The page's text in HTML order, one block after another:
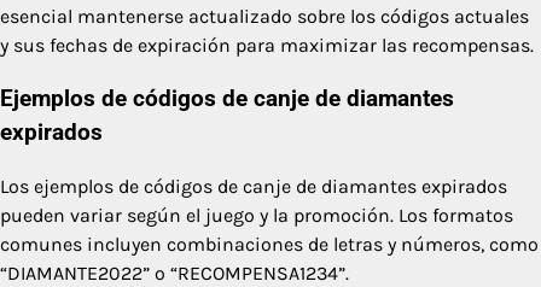
esencial mantenerse actualizado sobre los códigos actuales
y sus fechas de expiración para maximizar las recompensas.
Ejemplos de códigos de canje de diamantes
expirados
Los ejemplos de códigos de canje de diamantes expirados
pueden variar según el juego y la promoción. Los formatos
comunes incluyen combinaciones de letras y números, como
“DIAMANTE2022” o “RECOMPENSA1234”.